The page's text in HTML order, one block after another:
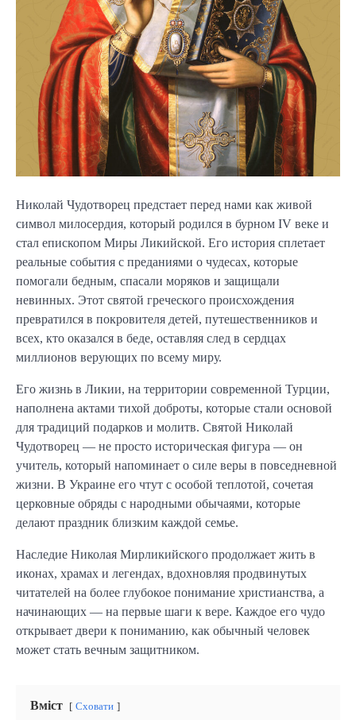
Николай Чудотворец предстает перед нами как живой
символ милосердия, который родился в бурном IV веке и
стал епископом Миры Ликийской. Его история сплетает
реальные события с преданиями о чудесах, которые
помогали бедным, спасали моряков и защищали
невинных. Этот святой греческого происхождения
превратился в покровителя детей, путешественников и
всех, кто оказался в беде, оставляя след в сердцах
миллионов верующих по всему миру.
Его жизнь в Ликии, на территории современной Турции,
наполнена актами тихой доброты, которые стали основой
для традиций подарков и молитв. Святой Николай
Чудотворец — не просто историческая фигура — он
учитель, который напоминает о силе веры в повседневной
жизни. В Украине его чтут с особой теплотой, сочетая
церковные обряды с народными обычаями, которые
делают праздник близким каждой семье.
Наследие Николая Мирликийского продолжает жить в
иконах, храмах и легендах, вдохновляя продвинутых
читателей на более глубокое понимание христианства, а
начинающих — на первые шаги к вере. Каждое его чудо
открывает двери к пониманию, как обычный человек
может стать вечным защитником.
Вміст Сховати